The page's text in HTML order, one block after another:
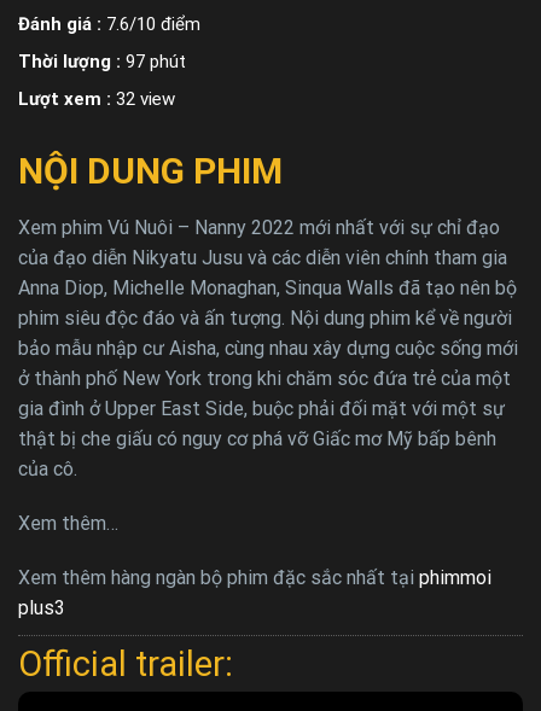
Đánh giá : 7.6/10 điểm
Thời lượng : 97 phút
Lượt xem : 32 view
NỘI DUNG PHIM
Xem phim Vú Nuôi – Nanny 2022 mới nhất với sự chỉ đạo
của đạo diễn Nikyatu Jusu và các diễn viên chính tham gia
Anna Diop, Michelle Monaghan, Sinqua Walls đã tạo nên bộ
phim siêu độc đáo và ấn tượng. Nội dung phim kể về người
bảo mẫu nhập cư Aisha, cùng nhau xây dựng cuộc sống mới
ở thành phố New York trong khi chăm sóc đứa trẻ của một
gia đình ở Upper East Side, buộc phải đối mặt với một sự
thật bị che giấu có nguy cơ phá vỡ Giấc mơ Mỹ bấp bênh
của cô.
Xem thêm…
Xem thêm hàng ngàn bộ phim đặc sắc nhất tại phimmoi
plus3
Official trailer: